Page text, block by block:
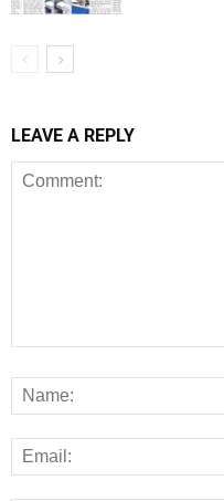
LEAVE A REPLY